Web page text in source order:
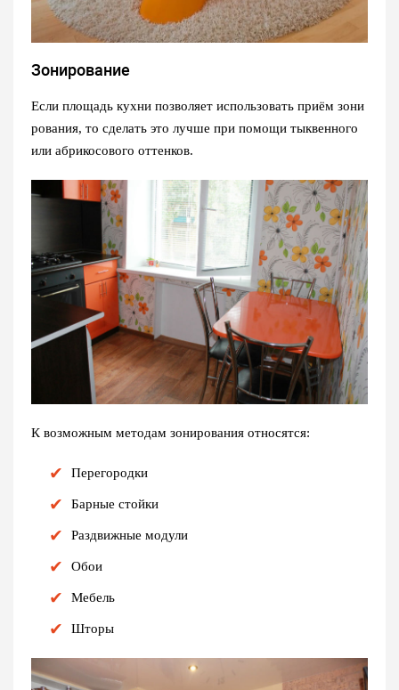
Зонирование
Если площадь кухни позволяет использовать приём зони
рования, то сделать это лучше при помощи тыквенного
или абрикосового оттенков.
К возможным методам зонирования относятся:
Перегородки
Барные стойки
Раздвижные модули
Обои
Мебель
Шторы